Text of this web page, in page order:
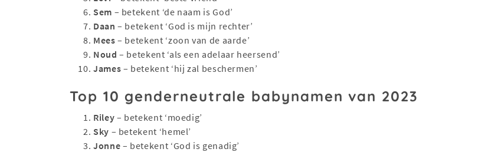
Sem – betekent ‘de naam is God’
Daan – betekent ‘God is mijn rechter’
Mees – betekent ‘zoon van de aarde’
Noud – betekent ‘als een adelaar heersend’
James – betekent ‘hij zal beschermen’
Top 10 genderneutrale babynamen van 2023
Riley – betekent ‘moedig’
Sky – betekent ‘hemel’
Jonne – betekent ‘God is genadig’